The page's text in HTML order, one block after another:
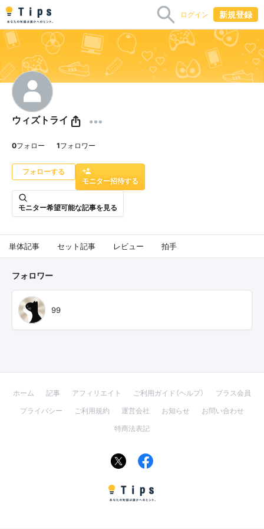
ログイン 新規登録
ウィズトライ
0フォロー 1フォロワー
モニター招待する
モニター希望可能な記事を見る
単体記事 セット記事 レビュー 拍手
フォロワー
99
ホーム 記事 アフィリエイト ご利用ガイド（ヘルプ）
プラス会員
プライバシー
ご利用規約 運営会社 お知らせ
お問い合わせ
特商法表記